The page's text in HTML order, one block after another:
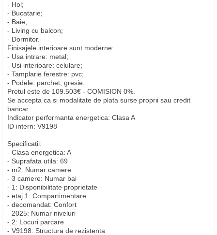
- Hol;
- Bucatarie;
- Baie;
- Living cu balcon;
- Dormitor.
Finisajele interioare sunt moderne:
- Usa intrare: metal;
- Usi interioare: celulare;
- Tamplarie ferestre: pvc;
- Podele: parchet, gresie.
Pretul este de 109.503€ - COMISION 0%.
Se accepta ca si modalitate de plata surse proprii sau credit
bancar.
Indicator performanta energetica: Clasa A
ID intern: V9198
Specificații:
- Clasa energetica: A
- Suprafata utila: 69
- m2: Numar camere
- 3 camere: Numar bai
- 1: Disponibilitate proprietate
- etaj 1: Compartimentare
- decomandat: Confort
- 2025: Numar niveluri
- 2: Locuri parcare
- V9198: Structura de rezistenta